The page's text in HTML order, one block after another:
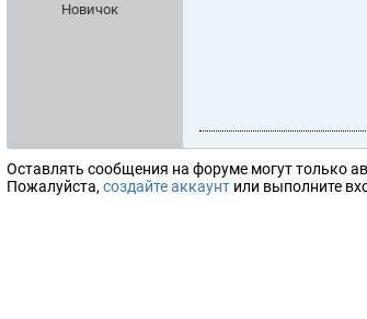
Новичок
Оставлять сообщения на форуме могут только
Пожалуйста, создайте аккаунт или выполните